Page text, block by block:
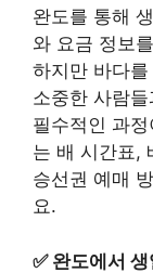
완도를 통해
와 요금 정보
하지만 바다
소중한 사람
필수적인 과
는 배 시간표,
승선권 예매
요.
✅ 완도에서